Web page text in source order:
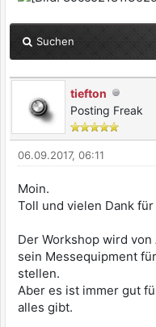
Suchen
tiefton
Posting Freak
06.09.2017, 06:11
Moin.
Toll und vielen Dank
Der Workshop wird
sein Messequipment
stellen.
Aber es ist immer gut
alles gibt.